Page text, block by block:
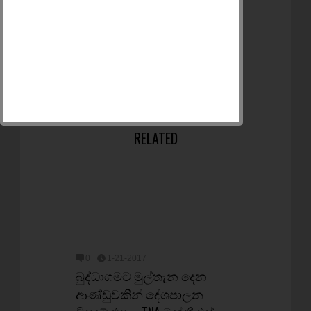
RELATED
බුද්ධාගමට මුල්තැන දෙන
ආණ්‌ඩුවකින් දේශපාලන